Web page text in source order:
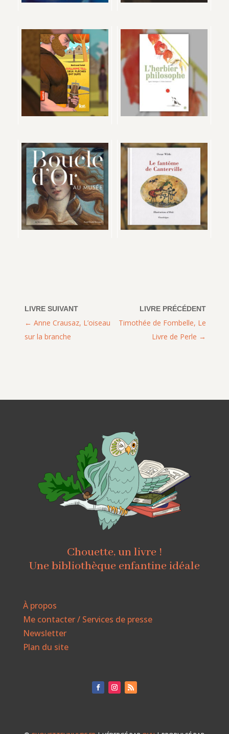
Timothée de Fombelle, Le
Livre de Perle
Anne Crausaz, L’oiseau
sur la branche
Chouette, un livre !
Une bibliothèque enfantine idéale
À propos
Me contacter / Services de presse
Newsletter
Plan du site